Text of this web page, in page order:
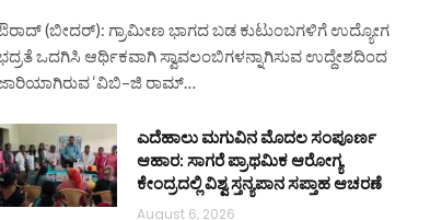
(ಬೀದರ್): ಗ್ರಾಮೀಣ ಭಾಗದ ಬಡ ಕುಟುಂಬಗಳಿಗೆ ಉದ್ಯೋಗ
ಒದಗಿಸಿ ಆರ್ಥಿಕವಾಗಿ ಸ್ವಾವಲಂಬಿಗಳನ್ನಾಗಿಸುವ ಉದ್ದೇಶದಿಂದ
‘ವಿಬಿ–ಜಿ ರಾಮ್…
ಎದೆಹಾಲು ಮಗುವಿನ ಮೊದಲ ಸಂಪೂರ್ಣ
ಆಹಾರ: ಸಾಗರೆ ಪ್ರಾಥಮಿಕ ಆರೋಗ್ಯ
ಕೇಂದ್ರದಲ್ಲಿ ವಿಶ್ವ ಸ್ತನ್ಯಪಾನ ಸಪ್ತಾಹ ಆಚರಣೆ
August 6, 2026